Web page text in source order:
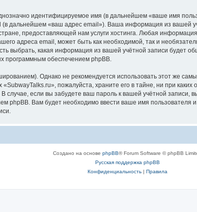
идентифицируемое имя (в дальнейшем «ваше имя
дальнейшем «ваш адрес email»). Ваша информация из вашей
предоставляющей нам услуги хостинга. Любая
адреса email, может быть как необходимой, так и
выбрать, какая информация из вашей учётной записи будет
программным обеспечением phpBB.
Однако не рекомендуется использовать этот же
пожалуйста, храните его в тайне, ни при
случае, если вы забудете ваш пароль к вашей учётной
phpBB. Вам будет необходимо ввести ваше имя пользователя
Создано на основе phpBB® Forum Software © phpBB
Русская поддержка phpBB
Конфиденциальность| Правила